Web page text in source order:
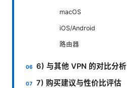
macOS
iOS/Android
路由器
6) 与其他 VPN 的对比分析
7) 购买建议与性价比评估